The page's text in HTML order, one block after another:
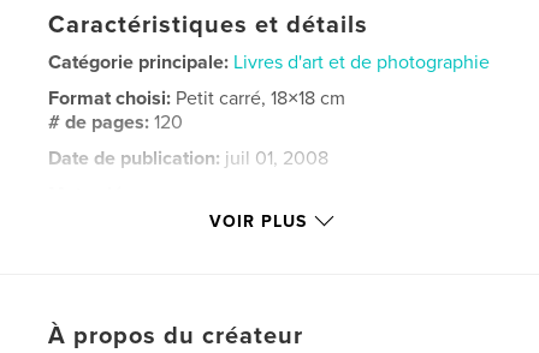
Caractéristiques et détails
Catégorie principale: Livres d'art et de photographie
Format choisi: Petit carré, 18×18 cm
# de pages:120
Date de publication: juil 01, 2008
Photography ,
VOIR PLUS
À propos du créateur